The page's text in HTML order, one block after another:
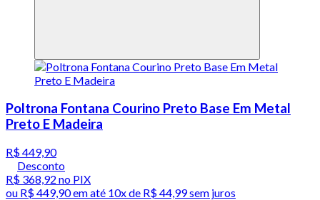
Poltrona Fontana Courino Preto Base Em Metal
Preto E Madeira
R$ 449,90
Desconto
R$ 368,92 no PIX
ou R$ 449,90em até 10x de R$ 44,99 sem juros